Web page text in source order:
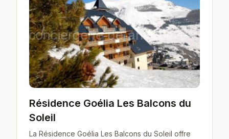
Résidence Goélia Les Balcons du
Soleil
La Résidence Goélia Les Balcons du Soleil offre